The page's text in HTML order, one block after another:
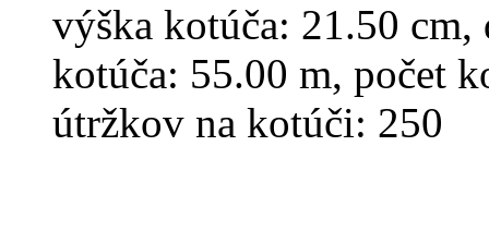
výška kotúča: 21.50
kotúča: 55.00 m, počet
útržkov na kotúči: 250